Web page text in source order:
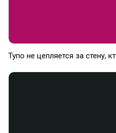
Тупо не цепляется за стену,